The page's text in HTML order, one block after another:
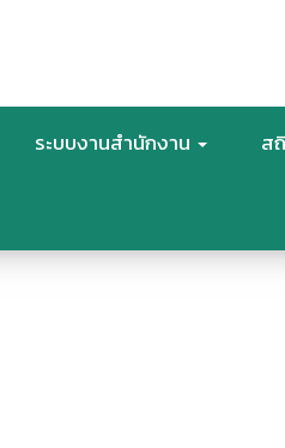
ระบบงานสำนักงาน ส